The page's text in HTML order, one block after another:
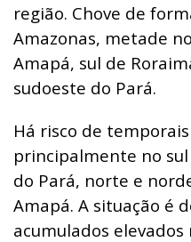
região. Chove de
Amazonas, metade
Amapá, sul de
sudoeste do Pará.
Há risco de
principalmente no
do Pará, norte e
Amapá. A situação é
acumulados